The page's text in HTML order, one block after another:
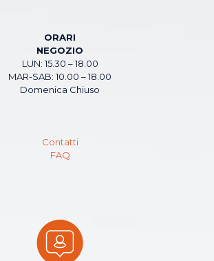
ORARI
NEGOZIO
LUN: 15.30 – 18.00
MAR-SAB: 10.00 – 18.00
Domenica Chiuso
Contatti
FAQ